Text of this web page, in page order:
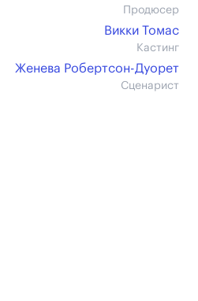
Продюсер
Викки Томас
Кастинг
Женева Робертсон-Дуорет
Сценарист